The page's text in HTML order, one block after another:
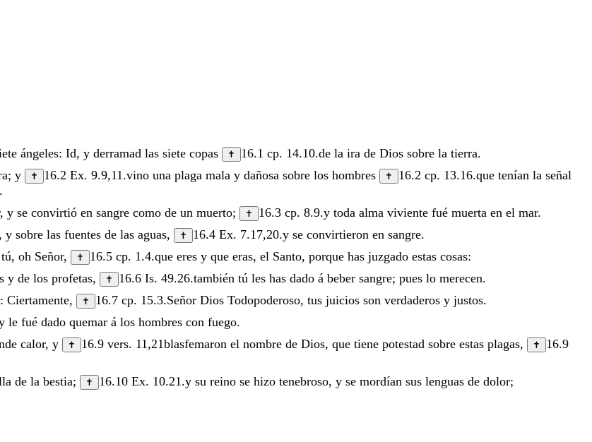
ángeles: Id, y derramad las siete copas ✝ 16.1 cp. 14.10.de la ira de Dios sobre la tierra.
; y ✝ 16.2 Ex. 9.9,11 .vino una plaga mala y dañosa sobre los hombres ✝ 16.2 cp. 13.16.que tenían la señal
.
, y se convirtió en sangre como de un muerto; ✝ 16.3 cp. 8.9.y toda alma viviente fué muerta en el mar.
, y sobre las fuentes de las aguas, ✝ 16.4 Ex. 7.17,20.y se convirtieron en sangre.
tú, oh Señor, ✝ 16.5 cp. 1.4.que eres y que eras, el Santo, porque has juzgado estas cosas:
y de los profetas, ✝ 16.6 Is. 49.26.también tú les has dado á beber sangre; pues lo merecen.
: Ciertamente, ✝ 16.7 cp. 15.3.Señor Dios Todopoderoso, tus juicios son verdaderos y justos.
le fué dado quemar á los hombres con fuego.
calor, y ✝ 16.9 vers. 11,21blasfemaron el nombre de Dios, que tiene potestad sobre estas plagas, ✝
16.9
de la bestia; ✝ 16.10 Ex. 10.21 .y su reino se hizo tenebroso, y se mordían sus lenguas de dolor;